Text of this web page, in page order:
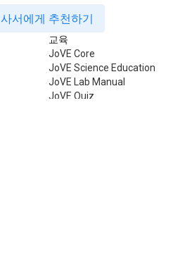
사서에게 추천하기
교육
JoVE Core
JoVE Science Education
JoVE Lab Manual
JoVE Quiz